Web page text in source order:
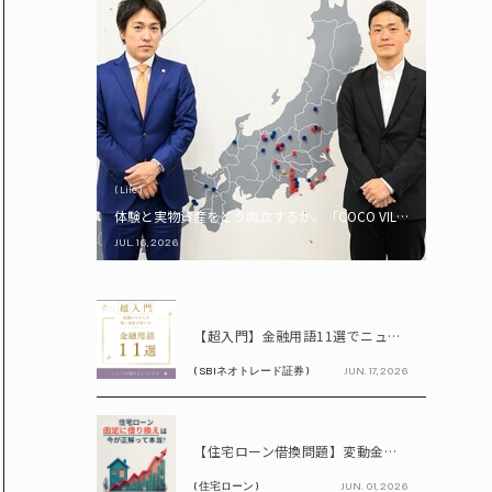
( Life )
体験と実物資産をどう両立するか。「COCO VILLA Owners」
JUL. 16, 2026
PR
【超入門】金融用語11選でニュースが読める！ 知識ゼロからの賢い資産の育て方
( SBIネオトレード証券 ) JUN. 17, 2026
PR
【住宅ローン借換問題】変動金利が上昇中!! 固定に借り換えるなら今が正解って本当? シミュレーションで比較してみよう
( 住宅ローン ) JUN. 01, 2026